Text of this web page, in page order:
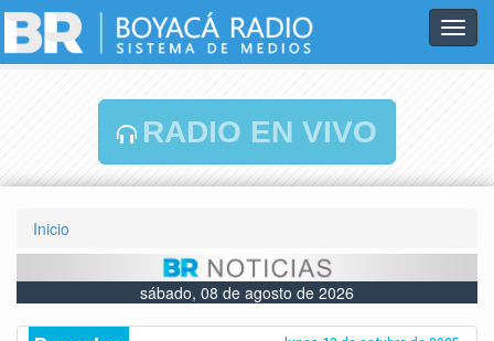
RADIO EN VIVO
Inicio
sábado, 08 de agosto de 2026